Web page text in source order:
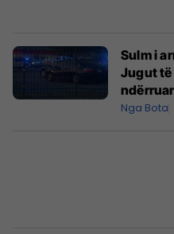
Sulm i
Jugut të
Nga Bota